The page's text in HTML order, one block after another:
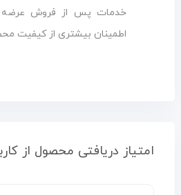
خدمات پس از فروش عرضه
اطمینان بیشتری از کیفیت
امتیاز دریافتی محصول از